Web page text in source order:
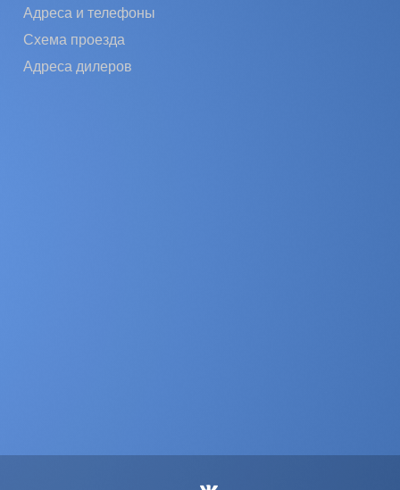
Адреса и телефоны
Схема проезда
Адреса дилеров